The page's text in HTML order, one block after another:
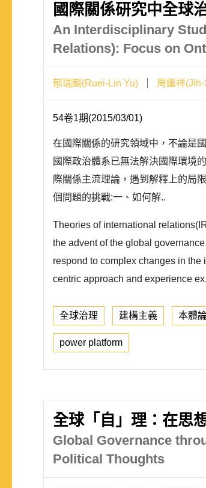
國際關係研究中全球
An Interdisciplinary
Relations): Focus on
郁瑞麟(Ruei-Lin Yu) 周繼祥
54卷1期(2015/03/01)
在國際關係的研究領域中，不論是
國際政治體系已無法解決國際環境
際關係主流理論，遇到解釋上的局
個問題的挑戰:一、如何解..
Theories of international
the advent of the global
respond to complex changes in
centric approach and experience
全球治理 建構主義 本體
power platform
全球「自」理：在思
Global Governance
Political Thoughts